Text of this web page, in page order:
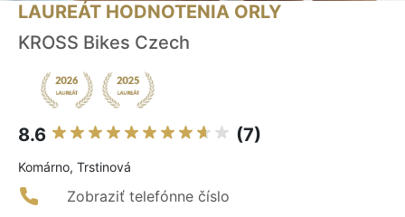
LAUREÁT HODNOTENIA ORLY
KROSS Bikes Czech
8.6 (7)
Komárno, Trstinová
Zobraziť telefónne číslo